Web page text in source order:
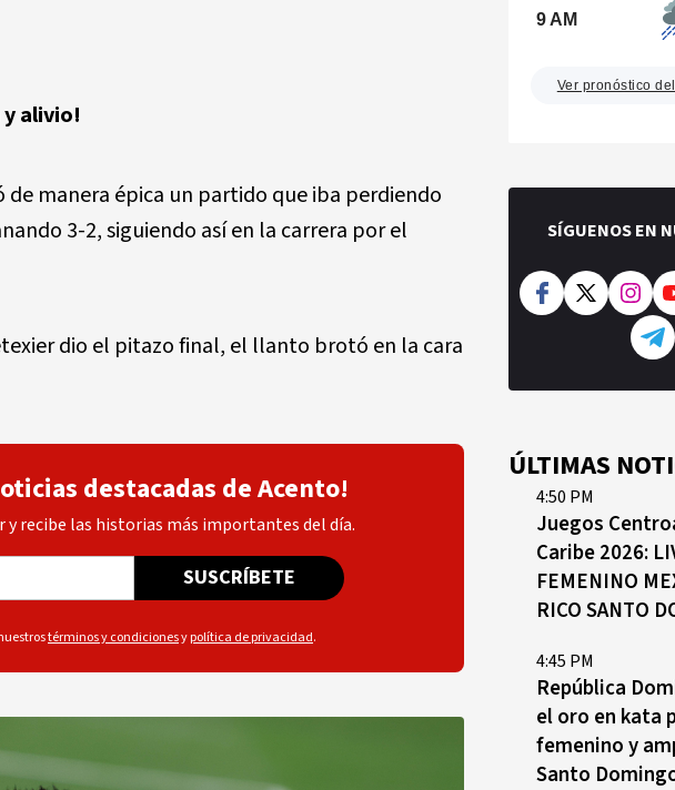
alivio!
de manera épica un partido que iba perdiendo
3-2, siguiendo así en la carrera por el
dio el pitazo final, el llanto brotó en la cara
destacadas de Acento!
recibe las historias más importantes del día.
SUSCRÍBETE
términos y condicionesypolítica de privacidad.
9 AM
Ver pronóstico
SÍGUENOS EN
ÚLTIMAS
4:50 PM
Juegos
Caribe 2026:
FEMENINO
RICO SANTO
4:45 PM
República
el oro en kata
femenino y
Santo